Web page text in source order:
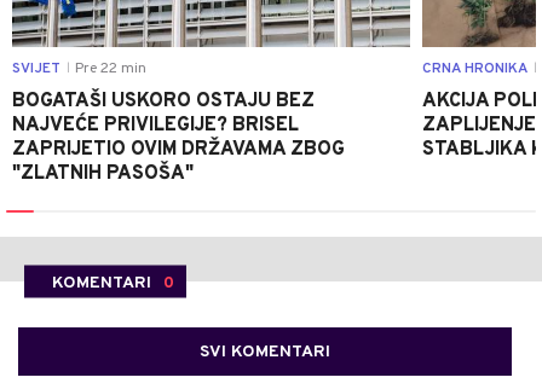
SVIJET Pre 22 min
BOGATAŠI USKORO OSTAJU BEZ
NAJVEĆE PRIVILEGIJE? BRISEL
ZAPRIJETIO OVIM DRŽAVAMA ZBOG
"ZLATNIH PASOŠA"
CRNA HRONIKA
AKCIJA
STABLJIKA
KOMENTARI 0
SVI KOMENTARI